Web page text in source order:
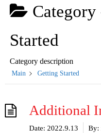
Category
Started
Category description
Main Getting Started
Additional
Date: 2022.9.13 By: